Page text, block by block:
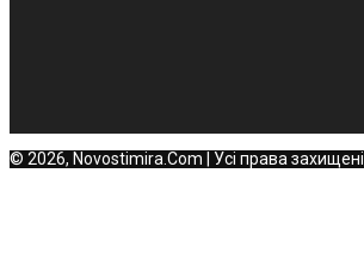
© 2026, Novostimira.Com | Усі права захищені